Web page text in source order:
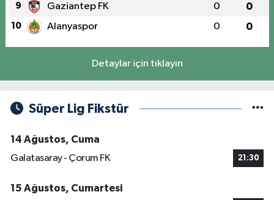
9 Gaziantep FK 0 0
10 Alanyaspor 0 0
Detaylar için tıklayın
Süper Lig Fikstür
14 Ağustos, Cuma
Galatasaray - Çorum FK
21:30
15 Ağustos, Cumartesi